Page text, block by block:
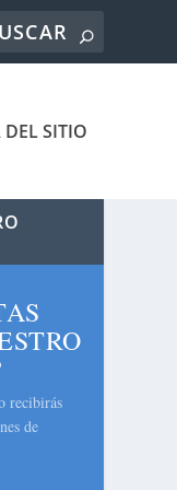
SITIO
recibirás
de